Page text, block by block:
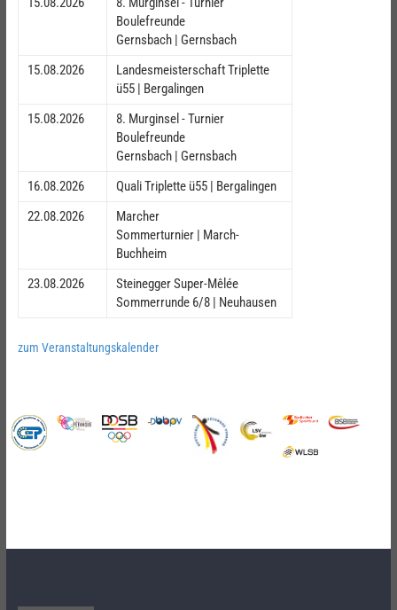
Boulefreunde
Gernsbach | Gernsbach
15.08.2026
Landesmeisterschaft Triplette
ü55 | Bergalingen
15.08.2026
8. Murginsel - Turnier
Boulefreunde
Gernsbach | Gernsbach
16.08.2026
Quali Triplette ü55 | Bergalingen
22.08.2026
Marcher
Sommerturnier | March-
Buchheim
23.08.2026
Steinegger Super-Mêlée
Sommerrunde 6/8 | Neuhausen
zum Veranstaltungskalender